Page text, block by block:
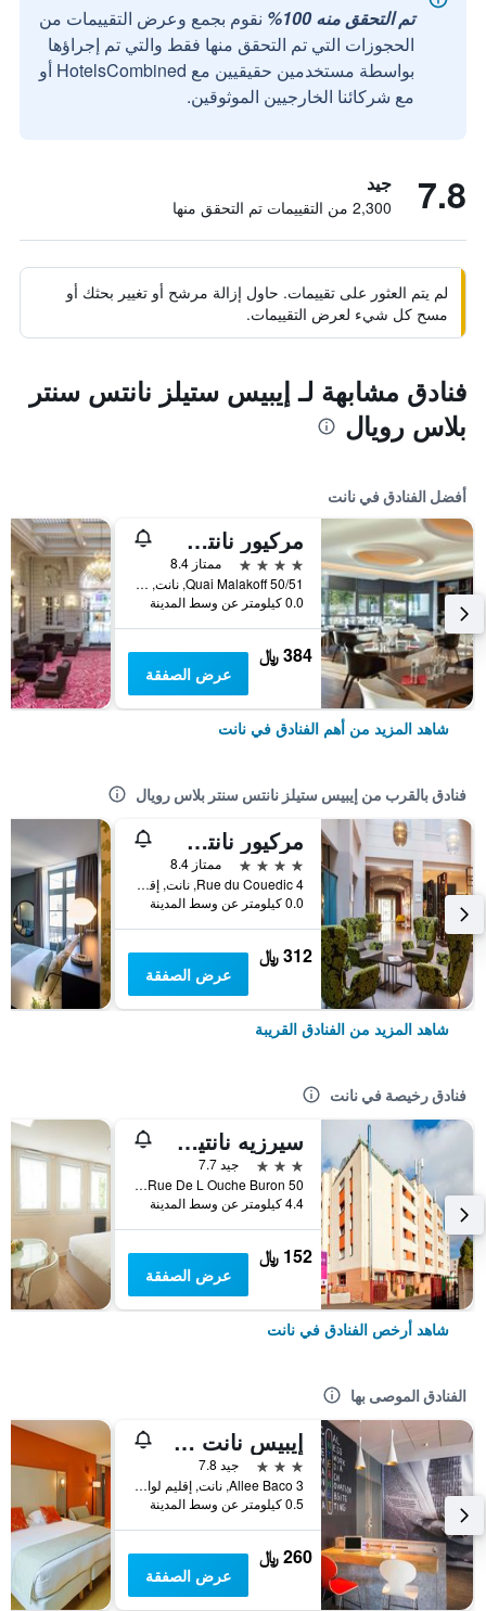
تم التحقق منه 100%
نقوم بجمع وعرض التقييمات من
الحجوزات التي تم التحقق منها فقط والتي تم إجراؤها
بواسطة مستخدمين حقيقيين مع HotelsCombined أو
مع شركائنا الخارجيين الموثوقين.
7.8 جيد
2,300 من التقييمات تم التحقق منها
لم يتم العثور على تقييمات. حاول إزالة مرشح أو تغيير بحثك أو
مسح كل شيء لعرض التقييمات.
فنادق مشابهة لـ إيبيس ستيلز نانتس سنتر
بلاس رويال
أفضل الفنادق في نانت
مركيور نانتس سنتر جار
4 نجوم
ممتاز 8.4
50/51 Quai Malakoff, نانت, إقليم لوار الأطلسية, فرنسا
0.0 كيلومتر عن وسط المدينة
384 ﷼
عرض الصفقة
شاهد المزيد من أهم الفنادق في نانت
فنادق بالقرب من إيبيس ستيلز نانتس سنتر بلاس رويال
مركيور نانتس سنتر جراند هوتل
4 نجوم
ممتاز 8.4
4 Rue du Couedic, نانت, إقليم لوار الأطلسية, فرنسا
0.0 كيلومتر عن وسط المدينة
312 ﷼
عرض الصفقة
شاهد المزيد من الفنادق القريبة
فنادق رخيصة في نانت
سيرزيه نانتيس لا بيجوريه
3 نجوم
جيد 7.7
50 Rue De L Ouche Buron, نانت, إقليم لوار الأطلسية, فرنسا
4.4 كيلومتر عن وسط المدينة
152 ﷼
عرض الصفقة
شاهد أرخص الفنادق في نانت
الفنادق الموصى بها
إيبيس نانت سنتر جار سود
3 نجوم
جيد 7.8
3 Allee Baco, نانت, إقليم لوار الأطلسية, فرنسا
0.5 كيلومتر عن وسط المدينة
260 ﷼
عرض الصفقة